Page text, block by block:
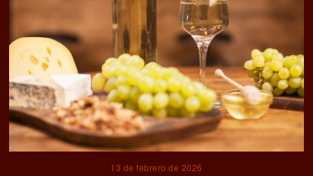
13 de febrero de 2026